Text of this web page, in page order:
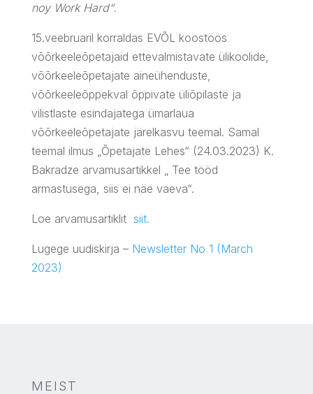
noy Work Hard“.
15.veebruaril korraldas EVÕL koostöös
võõrkeeleõpetajaid ettevalmistavate ülikoolide,
võõrkeeleõpetajate aineühenduste,
võõrkeeleõppekval õppivate üliõpilaste ja
vilistlaste esindajatega ümarlaua
võõrkeeleõpetajate järelkasvu teemal. Samal
teemal ilmus „Õpetajate Lehes“ (24.03.2023) K.
Bakradze arvamusartikkel „ Tee tööd
armastusega, siis ei näe vaeva“.
Loe arvamusartiklit siit.
Lugege uudiskirja – Newsletter No 1 (March
2023)
MEIST